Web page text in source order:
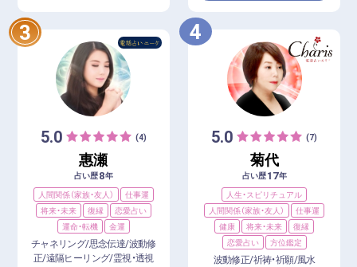
3
5.0 (4)
惠瀬
占い歴8年
人間関係（家族・友人）
仕事運
将来・未来
復縁
恋愛占い
運命・転機
金運
チャネリング/思念伝達/波動修
正/遠隔ヒーリング/霊視・透視
4
5.0 (7)
菊代
占い歴17年
人生・スピリチュアル
人間関係（家族・友人）
仕事運
健康
将来・未来
復縁
恋愛占い
方位鑑定
波動修正/祈祷・祈願/風水